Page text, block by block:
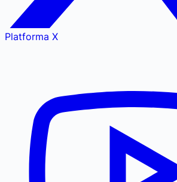
Platforma X